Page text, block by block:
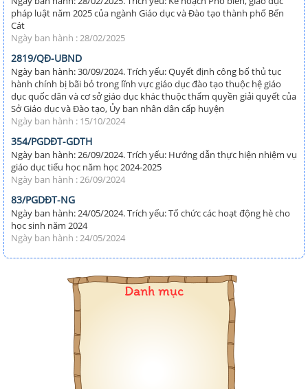
pháp luật năm 2025 của ngành Giáo dục và Đào tạo thành phố Bến
Cát
Ngày ban hành : 28/02/2025
2819/QĐ-UBND
Ngày ban hành: 30/09/2024. Trích yếu: Quyết định công bố thủ tục
hành chính bị bãi bỏ trong lĩnh vực giáo dục đào tạo thuộc hệ giáo
dục quốc dân và cơ sở giáo dục khác thuộc thẩm quyền giải quyết của
Sở Giáo dục và Đào tạo, Ủy ban nhân dân cấp huyện
Ngày ban hành : 15/10/2024
354/PGDĐT-GDTH
Ngày ban hành: 26/09/2024. Trích yếu: Hướng dẫn thực hiện nhiệm vụ
giáo dục tiểu học năm học 2024-2025
Ngày ban hành : 26/09/2024
83/PGDĐT-NG
Ngày ban hành: 24/05/2024. Trích yếu: Tổ chức các hoạt động hè cho
học sinh năm 2024
Ngày ban hành : 24/05/2024
Danh mục